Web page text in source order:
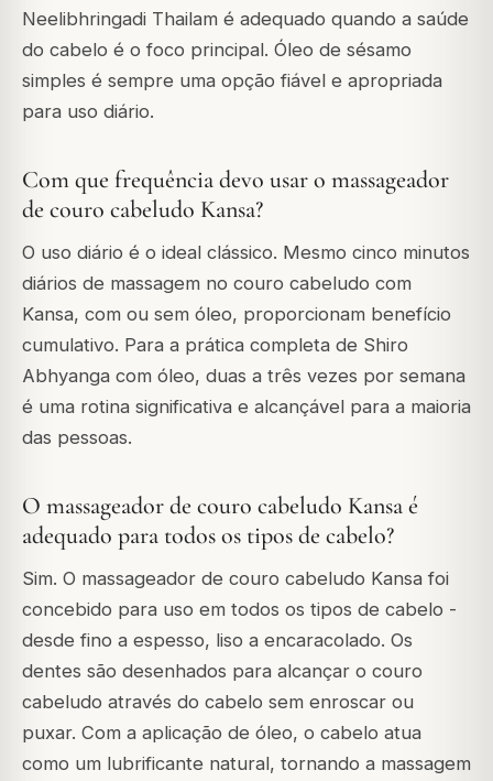
Neelibhringadi Thailam é adequado quando a saúde
do cabelo é o foco principal. Óleo de sésamo
simples é sempre uma opção fiável e apropriada
para uso diário.
Com que frequência devo usar o massageador
de couro cabeludo Kansa?
O uso diário é o ideal clássico. Mesmo cinco minutos
diários de massagem no couro cabeludo com
Kansa, com ou sem óleo, proporcionam benefício
cumulativo. Para a prática completa de Shiro
Abhyanga com óleo, duas a três vezes por semana
é uma rotina significativa e alcançável para a maioria
das pessoas.
O massageador de couro cabeludo Kansa é
adequado para todos os tipos de cabelo?
Sim. O massageador de couro cabeludo Kansa foi
concebido para uso em todos os tipos de cabelo -
desde fino a espesso, liso a encaracolado. Os
dentes são desenhados para alcançar o couro
cabeludo através do cabelo sem enroscar ou
puxar. Com a aplicação de óleo, o cabelo atua
como um lubrificante natural, tornando a massagem